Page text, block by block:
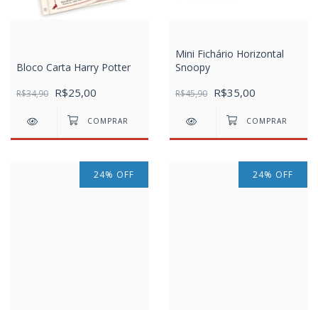
Bloco Carta Harry Potter
R$34,90 R$25,00
Mini Fichário Horizontal
Snoopy
R$45,90 R$35,00
24% OFF 24% OFF